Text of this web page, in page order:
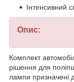
Інтенсивний
Опис:
Комплект
рішення для
лампи призначені